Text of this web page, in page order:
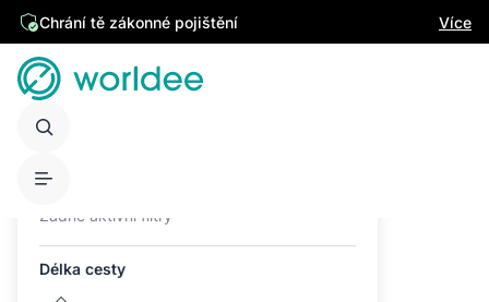
Chrání tě zákonné pojištění Více
Žádné aktivní filtry
Délka cesty